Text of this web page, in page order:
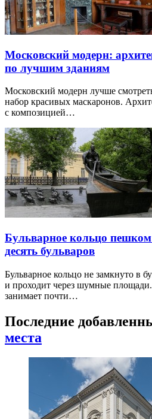
Московский модерн:
по лучшим зданиям
Московский модерн лучше
набор красивых маскаронов.
с композицией…
Бульварное кольцо
десять бульваров
Бульварное кольцо не замкнуто в
и проходит через шумные
занимает почти…
Последние
места